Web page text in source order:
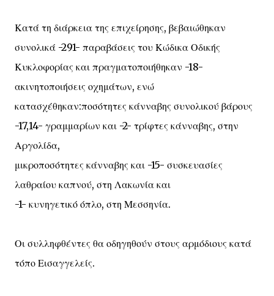
Κατά τη διάρκεια της επιχείρησης, βεβαιώθηκαν
συνολικά -291- παραβάσεις του Κώδικα Οδικής
Κυκλοφορίας και πραγματοποιήθηκαν -18-
ακινητοποιήσεις οχημάτων, ενώ
κατασχέθηκαν:ποσότητες κάνναβης συνολικού βάρους
-17,14- γραμμαρίων και -2- τρίφτες κάνναβης, στην
Αργολίδα,
μικροποσότητες κάνναβης και -15- συσκευασίες
λαθραίου καπνού, στη Λακωνία και
-1- κυνηγετικό όπλο, στη Μεσσηνία.
Οι συλληφθέντες θα οδηγηθούν στους αρμόδιους κατά
τόπο Εισαγγελείς.